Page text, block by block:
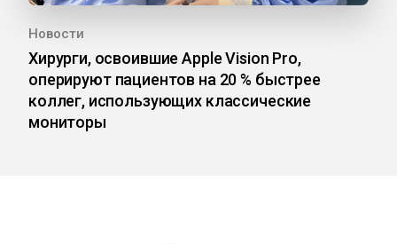
Новости
Хирурги, освоившие Apple Vision Pro,
оперируют пациентов на 20 % быстрее
коллег, использующих классические
мониторы